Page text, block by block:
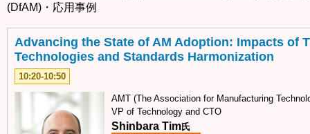
(DfAM)・応用事例
Advancing the State of AM Adoption: Impacts of
Technologies and Standards Harmonization
10:20-10:50
AMT (The Association for Manufacturing
VP of Technology and CTO
Shinbara Tim氏